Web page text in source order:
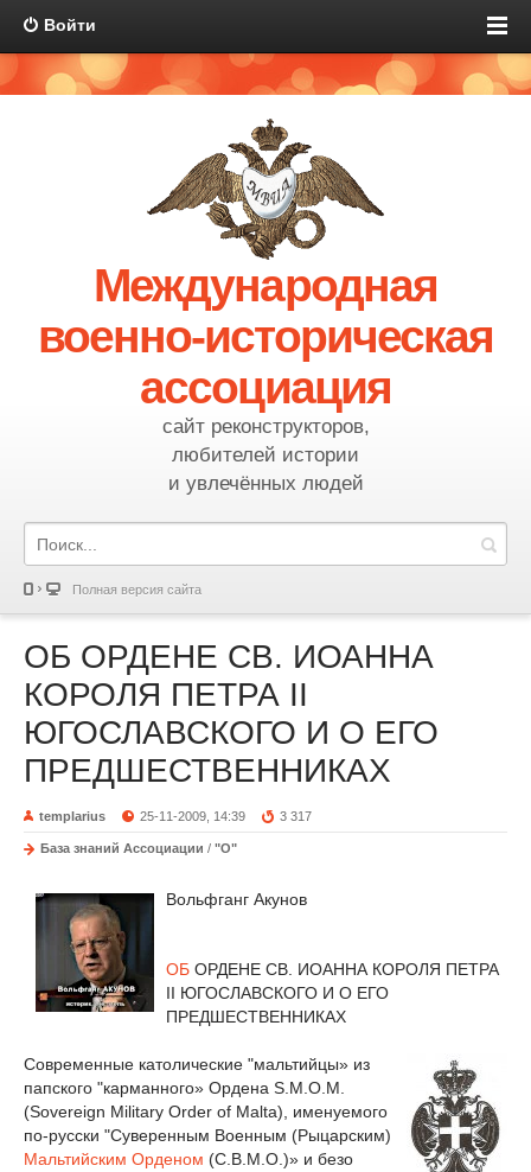
Войти
Международная
военно-историческая
ассоциация
сайт реконструкторов,
любителей истории
и увлечённых людей
Полная версия сайта
ОБ ОРДЕНЕ СВ. ИОАННА
КОРОЛЯ ПЕТРА II
ЮГОСЛАВСКОГО И О ЕГО
ПРЕДШЕСТВЕННИКАХ
templarius 25-11-2009, 14:39 3 317
База знаний Ассоциации / "О"
Вольфганг Акунов
ОБ ОРДЕНЕ СВ. ИОАННА КОРОЛЯ ПЕТРА
II ЮГОСЛАВСКОГО И О ЕГО
ПРЕДШЕСТВЕННИКАХ
Современные католические "мальтийцы» из
папского "карманного» Ордена S.M.O.M.
(Sovereign Military Order of Malta), именуемого
по-русски "Суверенным Военным (Рыцарским)
Мальтийским Орденом (С.В.М.О.)» и безо